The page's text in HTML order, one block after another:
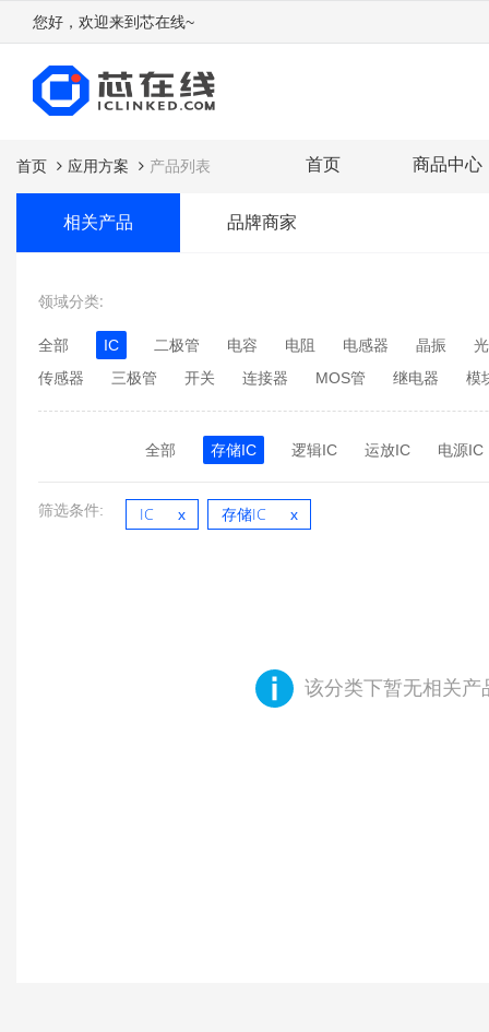
您好，欢迎来到芯在线~
首页 商品中心
首页 应用方案 产品列表
相关产品 品牌商家
领域分类:
全部 IC 二极管 电容 电阻 电感器 晶振
传感器
三极管 开关 连接器 MOS管 继电器 模
全部 存储IC 逻辑IC 运放IC 电源IC
筛选条件: IC 存储IC
该分类下暂无相关